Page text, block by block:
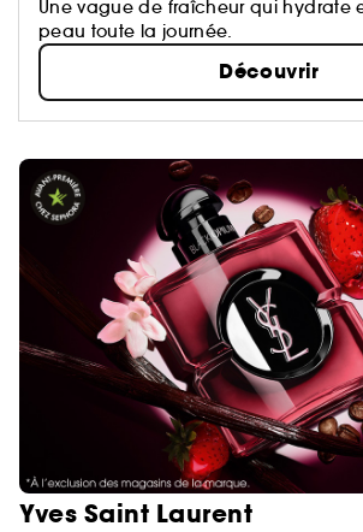
Une vague de fraîcheur qui hydrate
peau toute la journée.
Découvrir
Yves Saint Laurent